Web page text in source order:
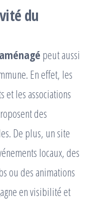
du
peut aussi
En effet, les
et les associations
des
De plus, un site
locaux, des
ou des animations
en visibilité et